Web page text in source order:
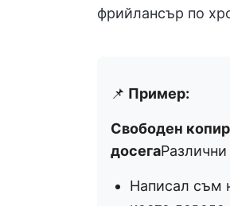
фрийлансър по
📌 Пример:
Свободен
досега
Написал съм